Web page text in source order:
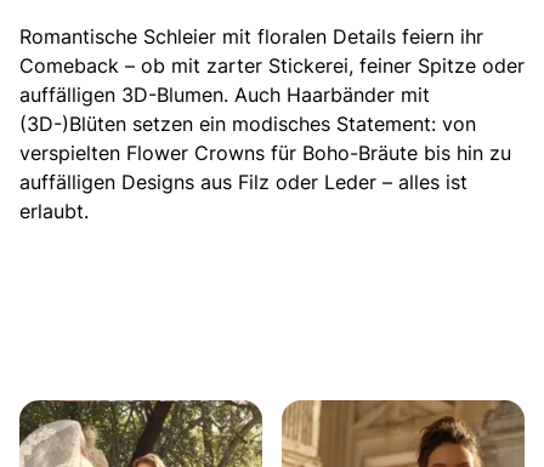
Romantische Schleier mit floralen Details feiern ihr
Comeback – ob mit zarter Stickerei, feiner Spitze oder
auffälligen 3D-Blumen. Auch Haarbänder mit
(3D-)Blüten setzen ein modisches Statement: von
verspielten Flower Crowns für Boho-Bräute bis hin zu
auffälligen Designs aus Filz oder Leder – alles ist
erlaubt.